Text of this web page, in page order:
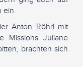
ein.
Anton Röhrl mit
Missions Juliane
brachten sich